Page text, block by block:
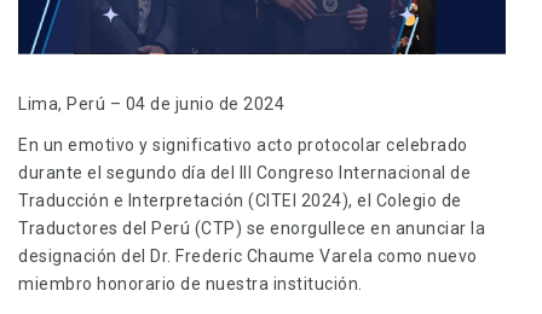
Lima, Perú – 04 de junio de 2024
En un emotivo y significativo acto protocolar celebrado
durante el segundo día del III Congreso Internacional de
Traducción e Interpretación (CITEI 2024), el Colegio de
Traductores del Perú (CTP) se enorgullece en anunciar la
designación del Dr. Frederic Chaume Varela como nuevo
miembro honorario de nuestra institución.